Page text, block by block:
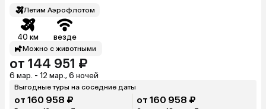
Летим Аэрофлотом
40 км везде
Можно с животными
от 144 951 ₽
6 мар. - 12 мар., 6 ночей
Выгодные туры на соседние даты
от 160 958 ₽ от 160 958 ₽